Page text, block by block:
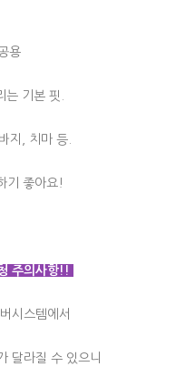
용
는 기본 핏.
지, 치마 등.
기 좋아요!
주의사항!!
시스템에서
달라질 수 있으니